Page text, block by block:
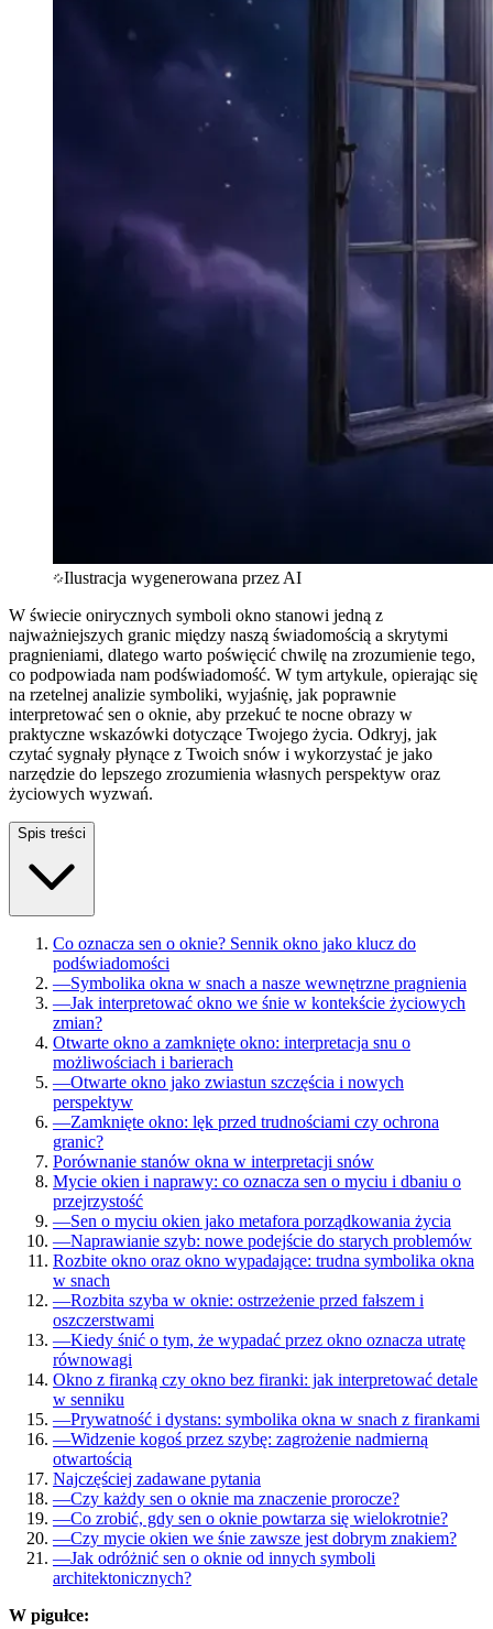
Ilustracja wygenerowana przez AI
W świecie onirycznych symboli okno stanowi jedną z
najważniejszych granic między naszą świadomością a skrytymi
pragnieniami, dlatego warto poświęcić chwilę na zrozumienie tego,
co podpowiada nam podświadomość. W tym artykule, opierając się
na rzetelnej analizie symboliki, wyjaśnię, jak poprawnie
interpretować sen o oknie, aby przekuć te nocne obrazy w
praktyczne wskazówki dotyczące Twojego życia. Odkryj, jak
czytać sygnały płynące z Twoich snów i wykorzystać je jako
narzędzie do lepszego zrozumienia własnych perspektyw oraz
życiowych wyzwań.
Spis treści
Co oznacza sen o oknie? Sennik okno jako klucz do
podświadomości
—Symbolika okna w snach a nasze wewnętrzne pragnienia
—Jak interpretować okno we śnie w kontekście życiowych
zmian?
Otwarte okno a zamknięte okno: interpretacja snu o
możliwościach i barierach
—Otwarte okno jako zwiastun szczęścia i nowych
perspektyw
—Zamknięte okno: lęk przed trudnościami czy ochrona
granic?
Porównanie stanów okna w interpretacji snów
Mycie okien i naprawy: co oznacza sen o myciu i dbaniu o
przejrzystość
—Sen o myciu okien jako metafora porządkowania życia
—Naprawianie szyb: nowe podejście do starych problemów
Rozbite okno oraz okno wypadające: trudna symbolika okna
w snach
—Rozbita szyba w oknie: ostrzeżenie przed fałszem i
oszczerstwami
—Kiedy śnić o tym, że wypadać przez okno oznacza utratę
równowagi
Okno z firanką czy okno bez firanki: jak interpretować detale
w senniku
—Prywatność i dystans: symbolika okna w snach z firankami
—Widzenie kogoś przez szybę: zagrożenie nadmierną
otwartością
Najczęściej zadawane pytania
—Czy każdy sen o oknie ma znaczenie prorocze?
—Co zrobić, gdy sen o oknie powtarza się wielokrotnie?
—Czy mycie okien we śnie zawsze jest dobrym znakiem?
—Jak odróżnić sen o oknie od innych symboli
architektonicznych?
W pigułce: